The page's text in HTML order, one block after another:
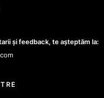
și feedback, te așteptăm la: